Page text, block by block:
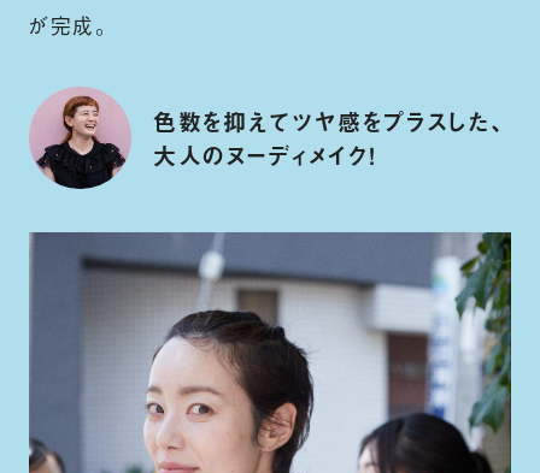
が完成。
色数を抑えてツヤ感をプラスした、
大人のヌーディメイク！